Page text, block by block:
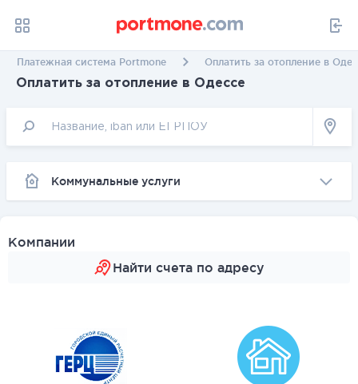
Платежная система Portmone Оплатить за отопление в
Оплатить за отопление в Одессе
Коммунальные услуги
Компании
Найти счета по адресу